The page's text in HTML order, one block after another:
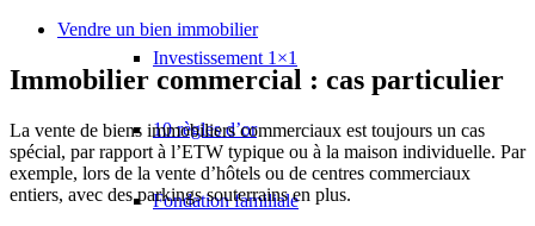
Investissement 1×1
10 règles d’or
Fondation familiale
Vendre un bien immobilier
Immobilier commercial : cas particulier
La vente de biens immobiliers commerciaux est toujours un cas
spécial, par rapport à l’ETW typique ou à la maison individuelle. Par
exemple, lors de la vente d’hôtels ou de centres commerciaux
entiers, avec des parkings souterrains en plus.